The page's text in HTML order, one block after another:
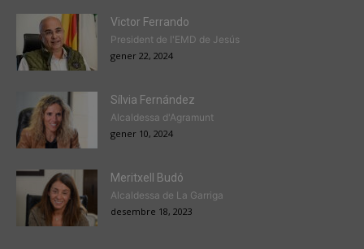
Victor Ferrando
President de l'EMD de Jesús
gener 22, 2024
Sílvia Fernández
Alcaldessa d'Agramunt
gener 10, 2024
Meritxell Budó
Alcaldessa de La Garriga
desembre 18, 2023